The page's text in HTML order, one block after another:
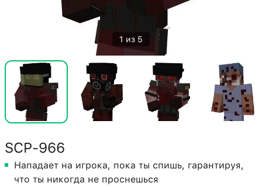
1 из 5
SCP-966
Нападает на игрока, пока ты спишь, гарантируя,
что ты никогда не проснешься